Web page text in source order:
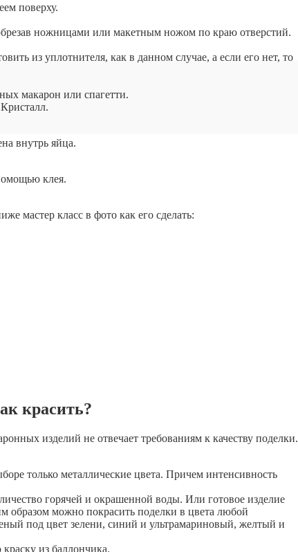
поверху.
ножницами или макетным ножом по краю отверстий.
из уплотнителя, как в данном случае, а если его нет, то
макарон или спагетти.
внутрь яйца.
клея.
мастер класс в фото как его сделать:
красить?
изделий не отвечает требованиям к качеству поделки.
только металлические цвета. Причем интенсивность
горячей и окрашенной воды. Или готовое изделие
образом можно покрасить поделки в цвета любой
под цвет зелени, синий и ультрамариновый, желтый и
из баллончика.